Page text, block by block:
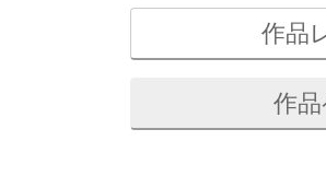
作品
作